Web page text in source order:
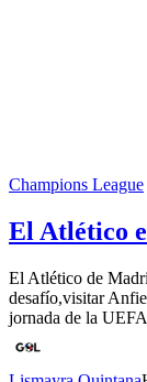
Champions League
El Atlético
El Atlético de
desafío,visitar
jornada de la